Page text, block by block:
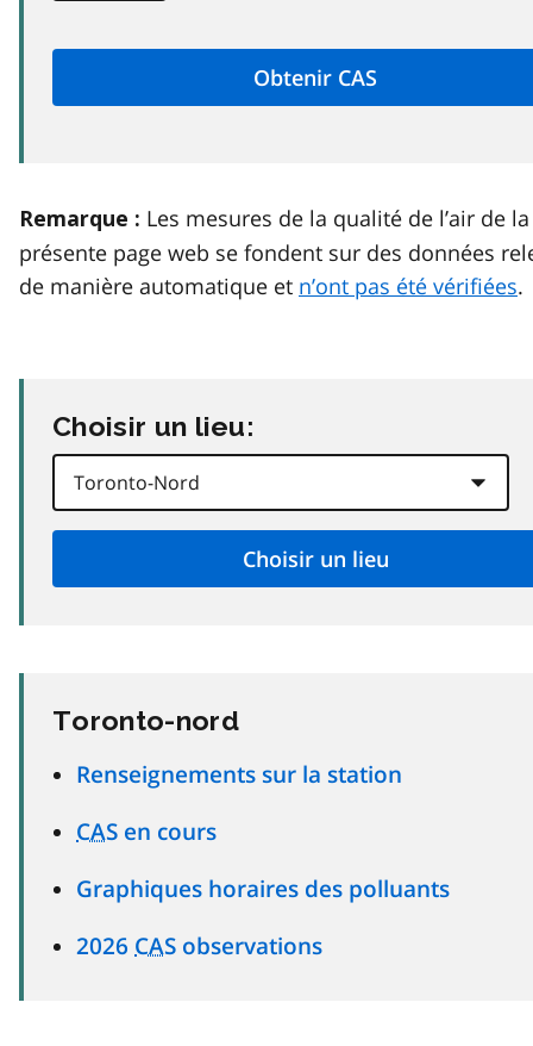
Remarque : Les mesures de la qualité de l’air de la
présente page web se fondent sur des données
de manière automatique et n’ont pas été vérifiées.
Choisir un lieu:
Toronto-nord
Renseignements sur la station
CAS en cours
Graphiques horaires des polluants
2026 CAS observations